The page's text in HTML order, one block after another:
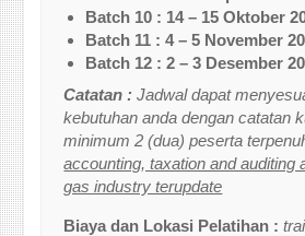
Batch 10 : 14 – 15 Oktober
Batch 11 : 4 – 5 November
Batch 12 : 2 – 3 Desember
Catatan :Jadwal dapat
kebutuhan anda dengan catatan
minimum 2 (dua) peserta
accounting, taxation and auditing
gas industry terupdate
Biaya dan Lokasi Pelatihan :